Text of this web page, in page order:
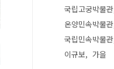
국립고궁박물관
온양민속박물관
국립민속박물관
이규보
가을